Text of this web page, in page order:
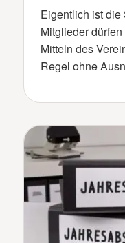
Eigentlich ist die
Mitglieder
Mitteln des
Regel ohne